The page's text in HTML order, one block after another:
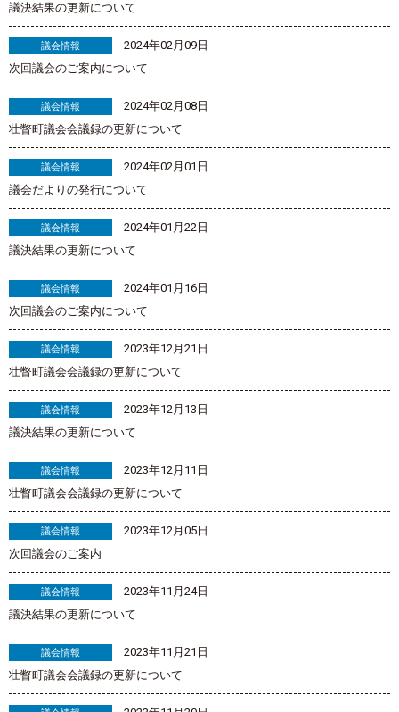
議決結果の更新について
議会情報
2024年02月09日
次回議会のご案内について
議会情報
2024年02月08日
壮瞥町議会会議録の更新について
議会情報
2024年02月01日
議会だよりの発行について
議会情報
2024年01月22日
議決結果の更新について
議会情報
2024年01月16日
次回議会のご案内について
議会情報
2023年12月21日
壮瞥町議会会議録の更新について
議会情報
2023年12月13日
議決結果の更新について
議会情報
2023年12月11日
壮瞥町議会会議録の更新について
議会情報
2023年12月05日
次回議会のご案内
議会情報
2023年11月24日
議決結果の更新について
議会情報
2023年11月21日
壮瞥町議会会議録の更新について